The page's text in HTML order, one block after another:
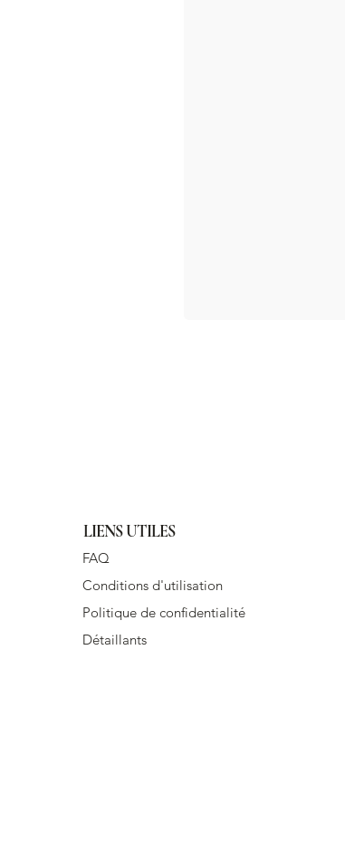
LIENS UTILES
FAQ
Conditions d'utilisation
Politique de confidentialité
Détaillants